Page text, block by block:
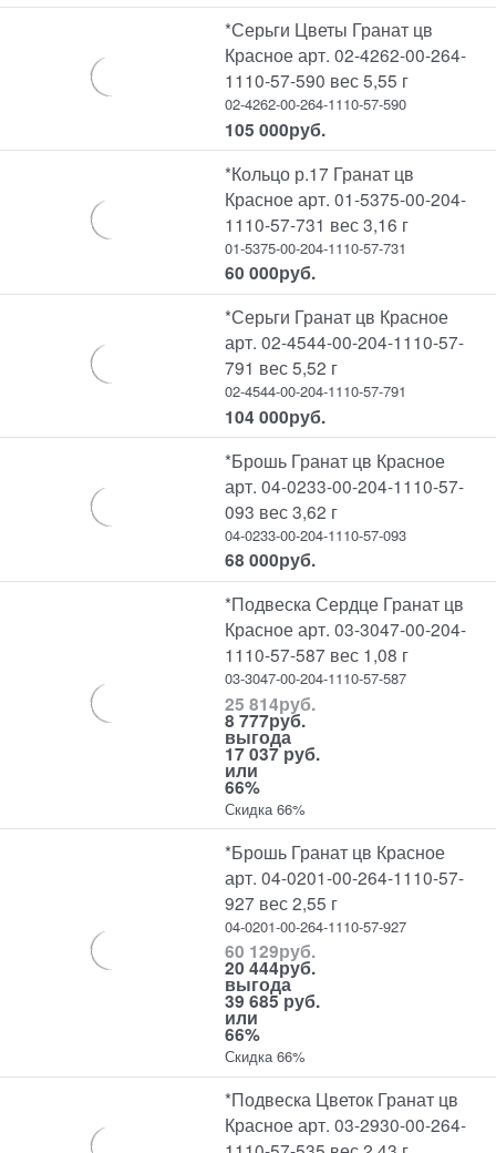
*Серьги Цветы Гранат цв
Красное арт. 02-4262-00-264-
1110-57-590 вес 5,55 г
02-4262-00-264-1110-57-590
105 000руб.
*Кольцо р.17 Гранат цв
Красное арт. 01-5375-00-204-
1110-57-731 вес 3,16 г
01-5375-00-204-1110-57-731
60 000руб.
*Серьги Гранат цв Красное
арт. 02-4544-00-204-1110-57-
791 вес 5,52 г
02-4544-00-204-1110-57-791
104 000руб.
*Брошь Гранат цв Красное
арт. 04-0233-00-204-1110-57-
093 вес 3,62 г
04-0233-00-204-1110-57-093
68 000руб.
*Подвеска Сердце Гранат цв
Красное арт. 03-3047-00-204-
1110-57-587 вес 1,08 г
03-3047-00-204-1110-57-587
25 814руб.
8 777руб.
выгода
17 037 руб.
или
66%
Скидка 66%
*Брошь Гранат цв Красное
арт. 04-0201-00-264-1110-57-
927 вес 2,55 г
04-0201-00-264-1110-57-927
60 129руб.
20 444руб.
выгода
39 685 руб.
или
66%
Скидка 66%
*Подвеска Цветок Гранат цв
Красное арт. 03-2930-00-264-